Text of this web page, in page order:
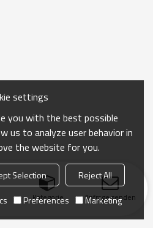
Kategorie Anfrage senden
settings
you with the best possible
us to analyze user behavior in
the website for you.
Selection
Reject All
Preferences Marketing